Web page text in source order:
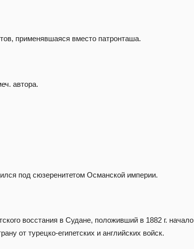
применявшаяся вместо патронташа.
автора.
под сюзеренитетом Османской империи.
восстания в Судане, положивший в 1882 г. начало
от турецко-египетских и английских войск.